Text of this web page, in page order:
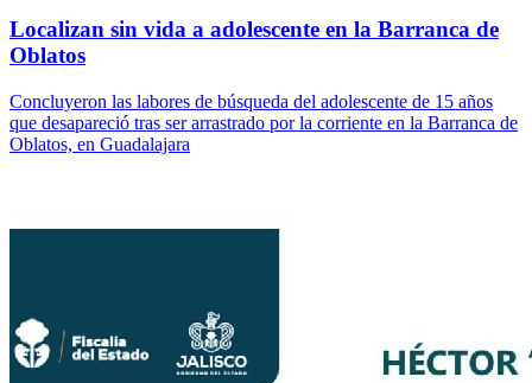
Localizan sin vida a adolescente en la Barranca de
Oblatos
Concluyeron las labores de búsqueda del adolescente de 15 años
que desapareció tras ser arrastrado por la corriente en la Barranca de
Oblatos, en Guadalajara